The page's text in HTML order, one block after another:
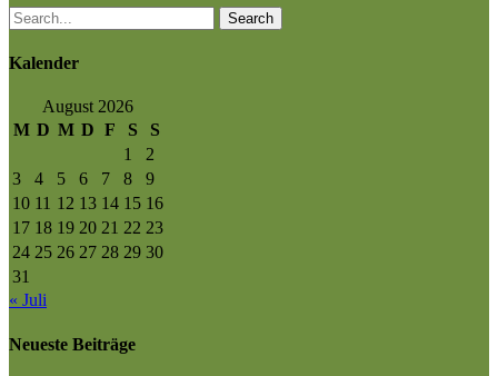
Search
Kalender
August 2026
M D M D F S
S
1
2
3
4 5 6 7 8
9
10 11 12 13 14 15 16
17 18 19 20 21 22 23
24 25 26 27 28 29 30
31
« Juli
Neueste Beiträge